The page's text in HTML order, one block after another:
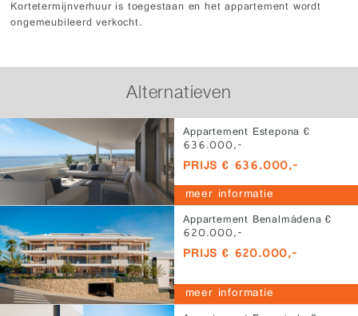
Kortetermijnverhuur is toegestaan en het appartement wordt
ongemeubileerd verkocht.
Alternatieven
Appartement Estepona €
636.000,-
PRIJS € 636.000,-
meer informatie
Appartement Benalmádena €
620.000,-
PRIJS € 620.000,-
meer informatie